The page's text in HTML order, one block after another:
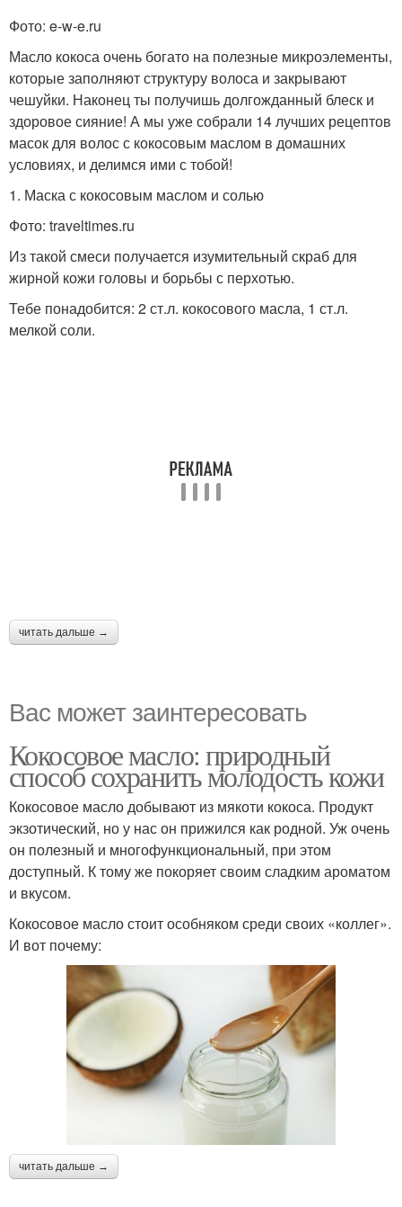
Фото: e-w-e.ru
Масло кокоса очень богато на полезные микроэлементы,
которые заполняют структуру волоса и закрывают
чешуйки. Наконец ты получишь долгожданный блеск и
здоровое сияние! А мы уже собрали 14 лучших рецептов
масок для волос с кокосовым маслом в домашних
условиях, и делимся ими с тобой!
1. Маска с кокосовым маслом и солью
Фото: traveltimes.ru
Из такой смеси получается изумительный скраб для
жирной кожи головы и борьбы с перхотью.
Тебе понадобится: 2 ст.л. кокосового масла, 1 ст.л.
мелкой соли.
читать дальше →
Вас может заинтересовать
Кокосовое масло: природный
способ сохранить молодость кожи
Кокосовое масло добывают из мякоти кокоса. Продукт
экзотический, но у нас он прижился как родной. Уж очень
он полезный и многофункциональный, при этом
доступный. К тому же покоряет своим сладким ароматом
и вкусом.
Кокосовое масло стоит особняком среди своих «коллег».
И вот почему:
читать дальше →